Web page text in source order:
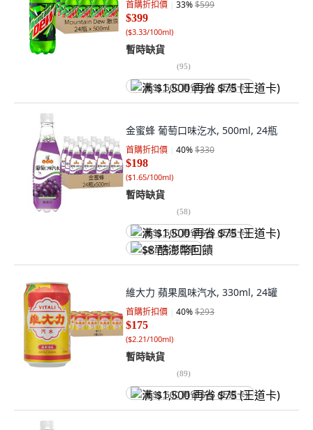
首購折扣價 33%$599
$399
($3.33/100ml)
暫時缺貨
(95)
满 $1,500 再省 $75 (王道卡)
金蜜蜂 葡萄口味汔水, 500ml, 24瓶
首購折扣價 40%$330
$198
($1.65/100ml)
暫時缺貨
(58)
满 $1,500 再省 $75 (王道卡)
$8 酷澎幣回饋
維大力 蘋果風味汽水, 330ml, 24罐
首購折扣價 40%$293
$175
($2.21/100ml)
暫時缺貨
(89)
满 $1,500 再省 $75 (王道卡)